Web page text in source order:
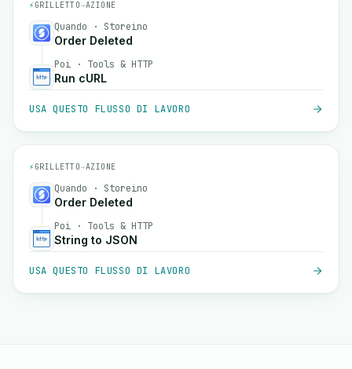
⚡ GRILLETTO→AZIONE
Quando · Storeino
Order Deleted
Poi · Tools & HTTP
Run cURL
USA QUESTO FLUSSO DI LAVORO
⚡ GRILLETTO→AZIONE
Quando · Storeino
Order Deleted
Poi · Tools & HTTP
String to JSON
USA QUESTO FLUSSO DI LAVORO